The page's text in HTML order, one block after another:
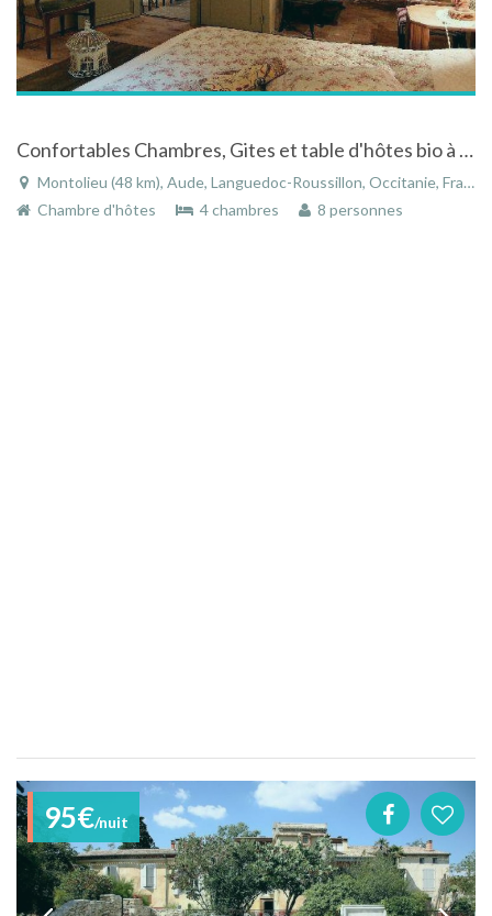
Confortables Chambres, Gites et table d'hôtes bio à Montolieu, village du livre près de Carcassonne
Montolieu (48 km), Aude, Languedoc-Roussillon, Occitanie, France
Chambre d'hôtes
4 chambres 8 personnes
95€/nuit